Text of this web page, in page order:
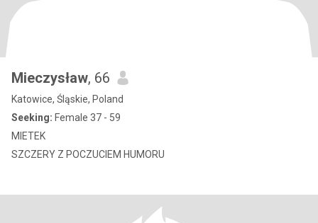
Mieczysław, 66
Katowice, Śląskie, Poland
Seeking: Female 37 - 59
MIETEK
SZCZERY Z POCZUCIEM HUMORU